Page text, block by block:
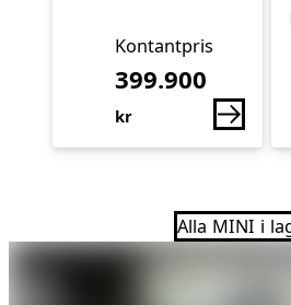
Kontantpris
399.900
kr
Alla MINI i